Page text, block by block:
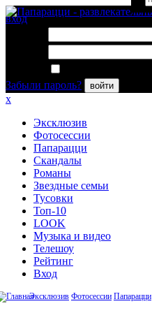
вход
Забыли пароль?
войти
x
Эксклюзив
Фотосессии
Папарацци
Скандалы
Романы
Звездные семьи
Тусовки
Топ-10
LOOK
Музыка и видео
Телешоу
Рейтинг
Вход
Эксклюзив Фотосессии Папарацци